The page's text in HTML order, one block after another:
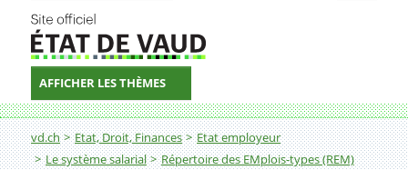
AFFICHER LES THÈMES
Fil d'Ariane
vd.ch Etat, Droit, Finances
Etat employeur
Le système salarial
Répertoire des EMplois-types (REM)
Infirmier-ère spécialisé-e